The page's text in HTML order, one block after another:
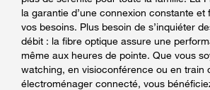
la garantie d’une connexion constante et
vos besoins. Plus besoin de s’inquiéter
débit : la fibre optique assure une
même aux heures de pointe. Que vous
watching, en visioconférence ou en train
électroménager connecté, vous